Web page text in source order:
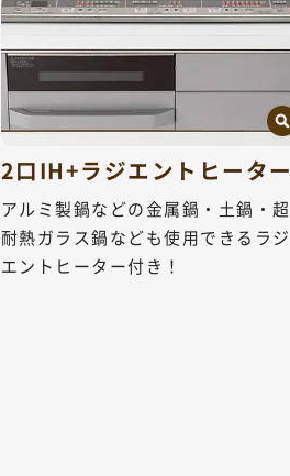
2口IH+ラジエントヒーター
アルミ製鍋などの金属鍋・土鍋・超
耐熱ガラス鍋なども使用できるラジ
エントヒーター付き！